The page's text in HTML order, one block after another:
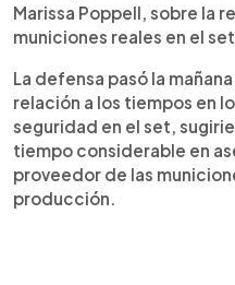
Marissa Poppell, sobre la
municiones reales en el
La defensa pasó la
relación a los tiempos en
seguridad en el set,
tiempo considerable en
proveedor de las
producción.